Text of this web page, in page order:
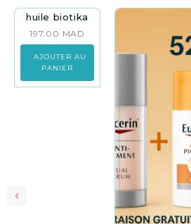
huile biotika
197.00 MAD
AJOUTER AU
PANIER